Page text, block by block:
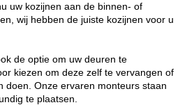
uw kozijnen aan de binnen- of
wij hebben de juiste kozijnen voor u
de optie om uw deuren te
kiezen om deze zelf te vervangen of
doen. Onze ervaren monteurs staan
te plaatsen.